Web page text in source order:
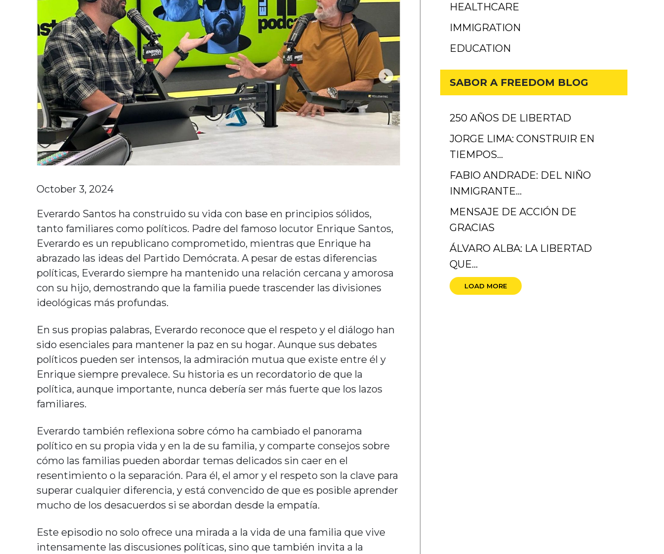
October 3, 2024
Everardo Santos ha construido su vida con base en principios sólidos,
tanto familiares como políticos. Padre del famoso locutor Enrique Santos,
Everardo es un republicano comprometido, mientras que Enrique ha
abrazado las ideas del Partido Demócrata. A pesar de estas diferencias
políticas, Everardo siempre ha mantenido una relación cercana y amorosa
con su hijo, demostrando que la familia puede trascender las divisiones
ideológicas más profundas.
En sus propias palabras, Everardo reconoce que el respeto y el diálogo han
sido esenciales para mantener la paz en su hogar. Aunque sus debates
políticos pueden ser intensos, la admiración mutua que existe entre él y
Enrique siempre prevalece. Su historia es un recordatorio de que la
política, aunque importante, nunca debería ser más fuerte que los lazos
familiares.
Everardo también reflexiona sobre cómo ha cambiado el panorama
político en su propia vida y en la de su familia, y comparte consejos sobre
cómo las familias pueden abordar temas delicados sin caer en el
resentimiento o la separación. Para él, el amor y el respeto son la clave para
superar cualquier diferencia, y está convencido de que es posible aprender
mucho de los desacuerdos si se abordan desde la empatía.
Este episodio no solo ofrece una mirada a la vida de una familia que vive
intensamente las discusiones políticas, sino que también invita a la
HEALTHCARE
IMMIGRATION
EDUCATION
SABOR A FREEDOM BLOG
250 AÑOS DE LIBERTAD
JORGE LIMA: CONSTRUIR EN
TIEMPOS…
FABIO ANDRADE: DEL NIÑO
INMIGRANTE…
MENSAJE DE ACCIÓN DE
GRACIAS
ÁLVARO ALBA: LA LIBERTAD
QUE…
LOAD MORE